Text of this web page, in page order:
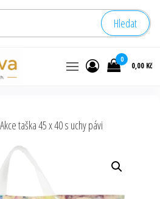
Hledat
0
0,00 Kč
taška 45 x 40 s uchy pávi